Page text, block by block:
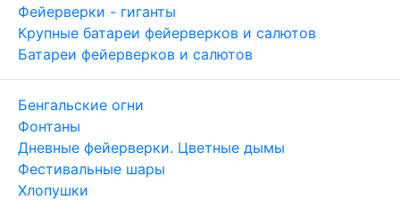
Фейерверки - гиганты
Крупные батареи фейерверков и салютов
Батареи фейерверков и салютов
Бенгальские огни
Фонтаны
Дневные фейерверки. Цветные дымы
Фестивальные шары
Хлопушки